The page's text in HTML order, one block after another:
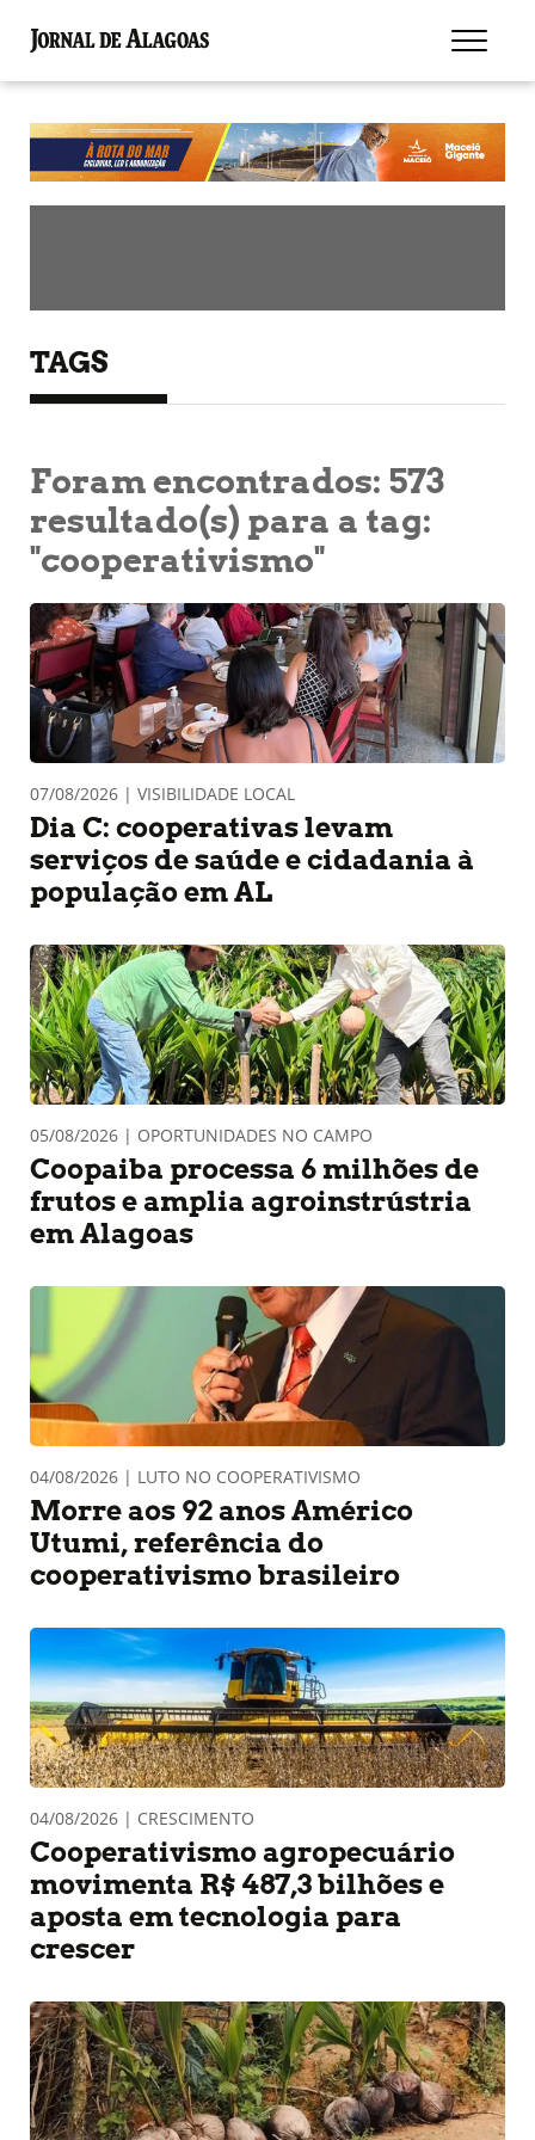
TAGS
Foram encontrados: 573
resultado(s) para a tag:
"cooperativismo"
07/08/2026 | VISIBILIDADE LOCAL
Dia C: cooperativas levam
serviços de saúde e cidadania à
população em AL
05/08/2026 | OPORTUNIDADES NO CAMPO
Coopaiba processa 6 milhões de
frutos e amplia agroinstrústria
em Alagoas
04/08/2026 | LUTO NO COOPERATIVISMO
Morre aos 92 anos Américo
Utumi, referência do
cooperativismo brasileiro
04/08/2026 | CRESCIMENTO
Cooperativismo agropecuário
movimenta R$ 487,3 bilhões e
aposta em tecnologia para
crescer